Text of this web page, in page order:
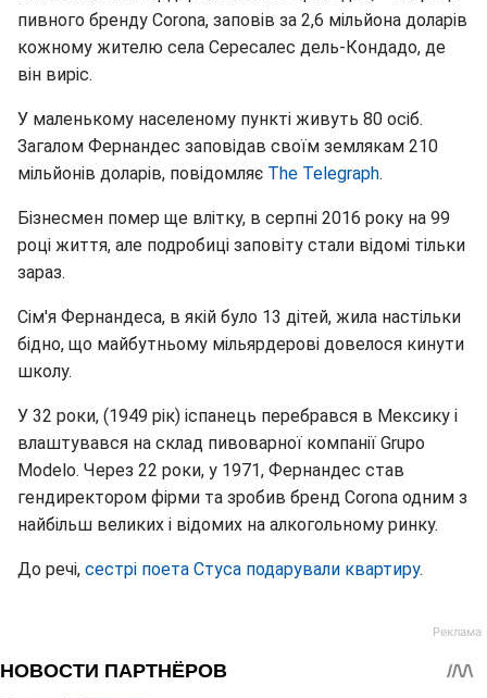
пивного бренду Corona, заповів за 2,6 мільйона доларів
кожному жителю села Сересалес дель-Кондадо, де
він виріс.
У маленькому населеному пункті живуть 80 осіб.
Загалом Фернандес заповідав своїм землякам 210
мільйонів доларів, повідомляє The Telegraph.
Бізнесмен помер ще влітку, в серпні 2016 року на 99
році життя, але подробиці заповіту стали відомі тільки
зараз.
Сім'я Фернандеса, в якій було 13 дітей, жила настільки
бідно, що майбутньому мільярдерові довелося кинути
школу.
У 32 роки, (1949 рік) іспанець перебрався в Мексику і
влаштувався на склад пивоварної компанії Grupo
Modelo. Через 22 роки, у 1971, Фернандес став
гендиректором фірми та зробив бренд Corona одним з
найбільш великих і відомих на алкогольному ринку.
До речі, сестрі поета Стуса подарували квартиру.